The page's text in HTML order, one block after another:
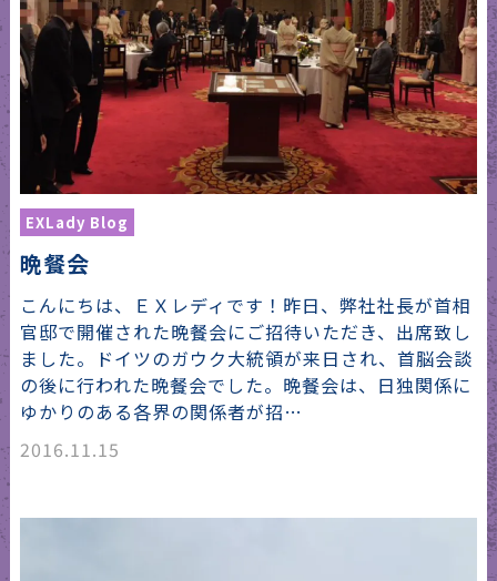
EXLady Blog
晩餐会
こんにちは、ＥＸレディです！昨日、弊社社長が首相
官邸で開催された晩餐会にご招待いただき、出席致し
ました。ドイツのガウク大統領が来日され、首脳会談
の後に行われた晩餐会でした。晩餐会は、日独関係に
ゆかりのある各界の関係者が招…
2016.11.15